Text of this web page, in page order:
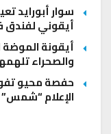
سوار أبورايد
أيقوني
أيقونة الموضة
والصحراء
حفصة محيو
الإعلام “شمس”